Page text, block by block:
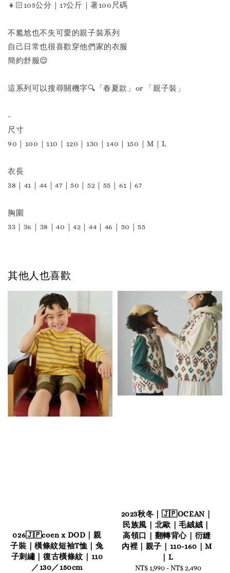
👧🏻105公分｜17公斤｜著100尺碼
不尷尬也不失可愛的親子裝系列
自己日常也很喜歡穿他們家的衣服
簡約舒服😌
這系列可以搜尋關機字🔍「春夏款」or 「親子裝」
-
尺寸
90｜100｜110｜120｜130｜140｜150｜M｜L
衣長
38｜41｜44｜47｜50｜52｜55｜61｜67
胸圍
33｜36｜38｜40｜42｜44｜46｜50｜55
其他人也喜歡
026🇯🇵coen x DOD｜親
子裝｜橫條紋短袖T恤｜兔
子刺繡｜復古橫條紋｜110
／130／150cm
2023秋冬｜🇯🇵OCEAN｜
民族風｜北歐｜毛絨絨｜
高領口｜翻轉背心｜衍縫
內裡｜親子｜110-160｜M
｜L
Regular
NT$ 1,990-NT$ 2,490